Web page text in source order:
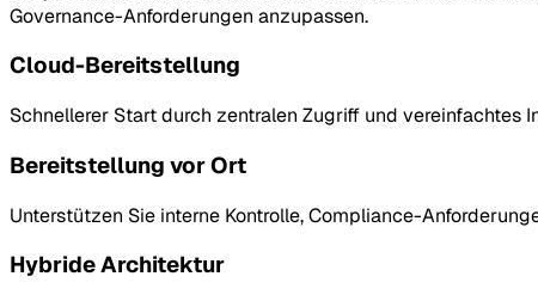
Governance-Anforderungen anzupassen.
Cloud-Bereitstellung
Schnellerer Start durch zentralen Zugriff und vereinfachtes
Bereitstellung vor Ort
Unterstützen Sie interne Kontrolle, Compliance-
Hybride Architektur